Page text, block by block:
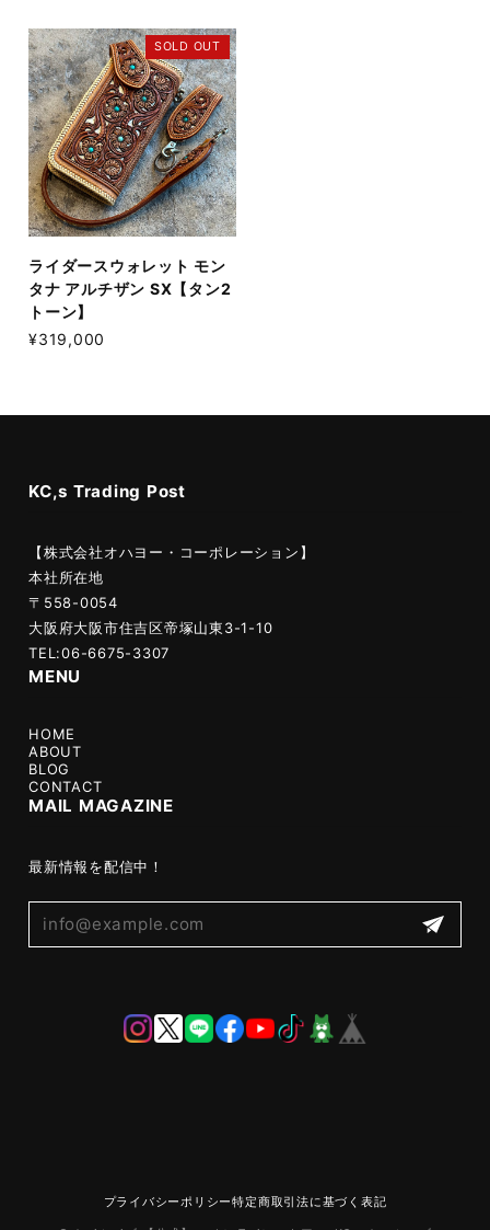
SOLD OUT
ライダースウォレット モン
タナ アルチザン SX【タン2
トーン】
¥319,000
KC,s Trading Post
【株式会社オハヨー・コーポレーション】
本社所在地
〒558-0054
大阪府大阪市住吉区帝塚山東3-1-10
TEL:06-6675-3307
MENU
HOME
ABOUT
BLOG
CONTACT
MAIL MAGAZINE
最新情報を配信中！
プライバシーポリシー特定商取引法に基づく表記